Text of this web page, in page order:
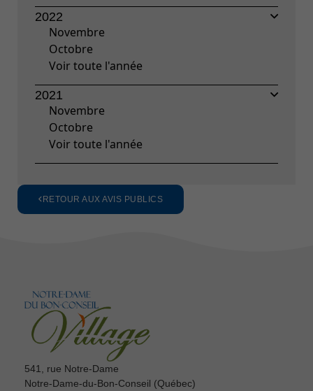
2022
Novembre
Octobre
Voir toute l'année
2021
Novembre
Octobre
Voir toute l'année
RETOUR AUX AVIS PUBLICS
541, rue Notre-Dame
Notre-Dame-du-Bon-Conseil (Québec)